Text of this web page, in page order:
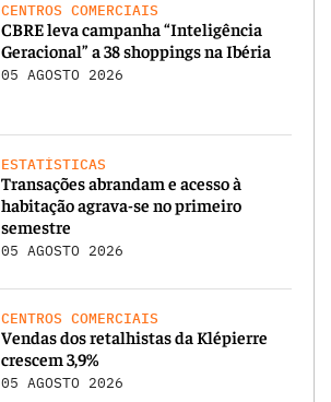
CENTROS COMERCIAIS
CBRE leva campanha “Inteligência
Geracional” a 38 shoppings na Ibéria
05 AGOSTO 2026
ESTATÍSTICAS
Transações abrandam e acesso à
habitação agrava-se no primeiro
semestre
05 AGOSTO 2026
CENTROS COMERCIAIS
Vendas dos retalhistas da Klépierre
crescem 3,9%
05 AGOSTO 2026